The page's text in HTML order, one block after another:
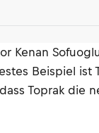
Beispiel
Toprak die